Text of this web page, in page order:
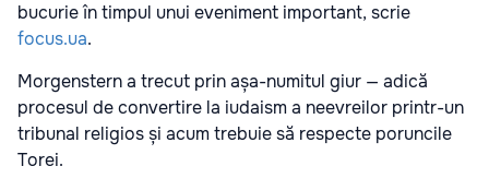
bucurie în timpul unui eveniment important, scrie
focus.ua.
Morgenstern a trecut prin așa-numitul giur — adică
procesul de convertire la iudaism a neevreilor printr-un
tribunal religios și acum trebuie să respecte poruncile
Torei.